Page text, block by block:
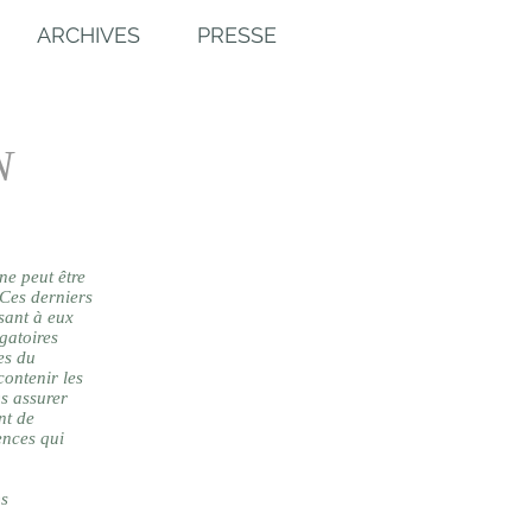
ARCHIVES PRESSE
peut être
derniers
à eux
du
les
assurer
de
qui